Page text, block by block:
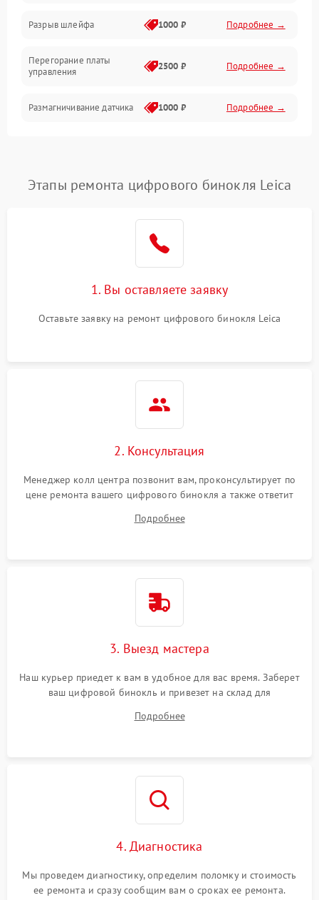
Разрыв шлейфа 1000 ₽ Подробнее →
Перегорание платы
управления
2500 ₽ Подробнее →
Размагничивание датчика 1000 ₽ Подробнее →
Неправильная передача
1000 ₽
Перегрев устройства
Этапы ремонта цифрового бинокля Leica
1. Вы оставляете заявку
Оставьте заявку на ремонт цифрового бинокля Leica
2. Консультация
Менеджер колл центра позвонит вам, проконсультирует по
цене ремонта вашего цифрового бинокля а также ответит
Подробнее
3. Выезд мастера
Наш курьер приедет к вам в удобное для вас время. Заберет
ваш цифровой бинокль и привезет на склад для
Подробнее
4. Диагностика
Мы проведем диагностику, определим поломку и стоимость
ее ремонта и сразу сообщим вам о сроках ее ремонта.